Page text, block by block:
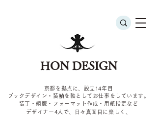
HON DESIGN
京都を拠点に、設立14年目
ブックデザイン・装幀を軸としてお仕事をしています。
装丁・組版・フォーマット作成・用紙指定など
デザイナー4 人で、日々真面目に楽しく、